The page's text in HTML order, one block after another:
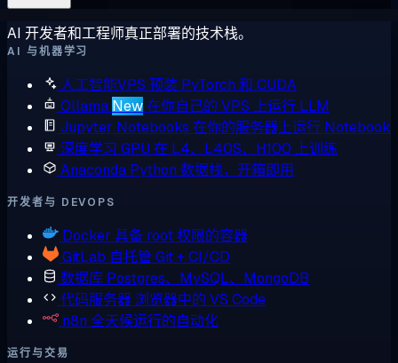
AI 开发者和工程师真正部署的技术栈。
AI 与机器学习
人工智能VPS 预装 PyTorch 和 CUDA
Ollama New在你自己的 VPS 上运行 LLM
Jupyter Notebooks 在你的服务器上运行 Notebook
深度学习 GPU 在 L4、L40S、H100 上训练
Anaconda Python 数据栈，开箱即用
开发者与 DEVOPS
Docker 具备 root 权限的容器
GitLab 自托管 Git + CI/CD
数据库 Postgres、MySQL、MongoDB
代码服务器 浏览器中的 VS Code
n8n 全天候运行的自动化
运行与交易